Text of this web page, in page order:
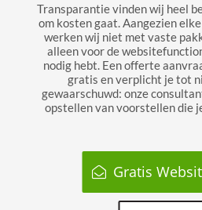
Transparantie vinden wij heel
om kosten gaat. Aangezien
werken wij niet met vaste
alleen voor de
nodig hebt. Een offerte
gratis en verplicht je tot
gewaarschuwd: onze
opstellen van voorstellen die
Gratis